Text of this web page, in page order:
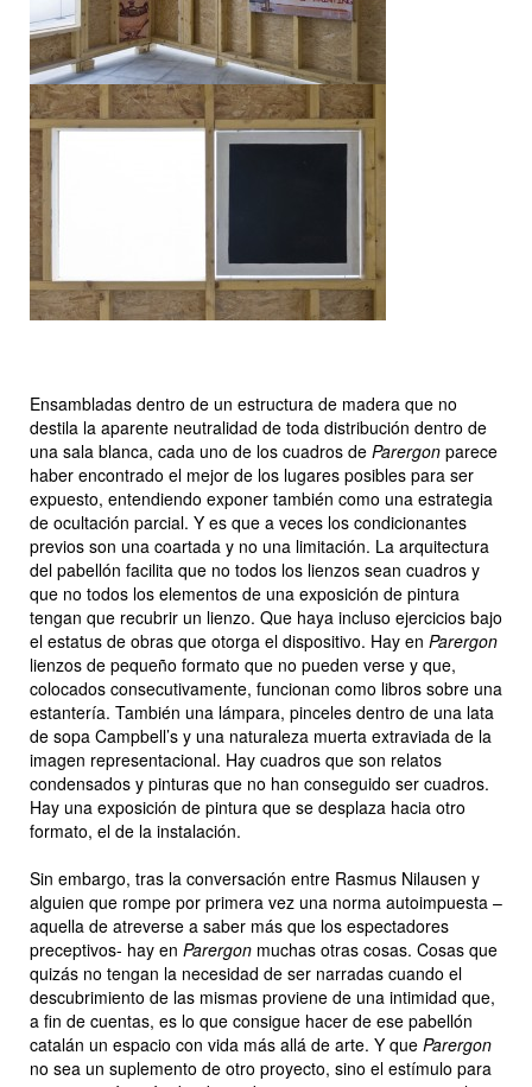
Ensambladas dentro de un estructura de madera que no
destila la aparente neutralidad de toda distribución dentro de
una sala blanca, cada uno de los cuadros de Parergon parece
haber encontrado el mejor de los lugares posibles para ser
expuesto, entendiendo exponer también como una estrategia
de ocultación parcial. Y es que a veces los condicionantes
previos son una coartada y no una limitación. La arquitectura
del pabellón facilita que no todos los lienzos sean cuadros y
que no todos los elementos de una exposición de pintura
tengan que recubrir un lienzo. Que haya incluso ejercicios bajo
el estatus de obras que otorga el dispositivo. Hay en Parergon
lienzos de pequeño formato que no pueden verse y que,
colocados consecutivamente, funcionan como libros sobre una
estantería. También una lámpara, pinceles dentro de una lata
de sopa Campbell’s y una naturaleza muerta extraviada de la
imagen representacional. Hay cuadros que son relatos
condensados y pinturas que no han conseguido ser cuadros.
Hay una exposición de pintura que se desplaza hacia otro
formato, el de la instalación.
Sin embargo, tras la conversación entre Rasmus Nilausen y
alguien que rompe por primera vez una norma autoimpuesta –
aquella de atreverse a saber más que los espectadores
preceptivos- hay en Parergon muchas otras cosas. Cosas que
quizás no tengan la necesidad de ser narradas cuando el
descubrimiento de las mismas proviene de una intimidad que,
a fin de cuentas, es lo que consigue hacer de ese pabellón
catalán un espacio con vida más allá de arte. Y que Parergon
no sea un suplemento de otro proyecto, sino el estímulo para